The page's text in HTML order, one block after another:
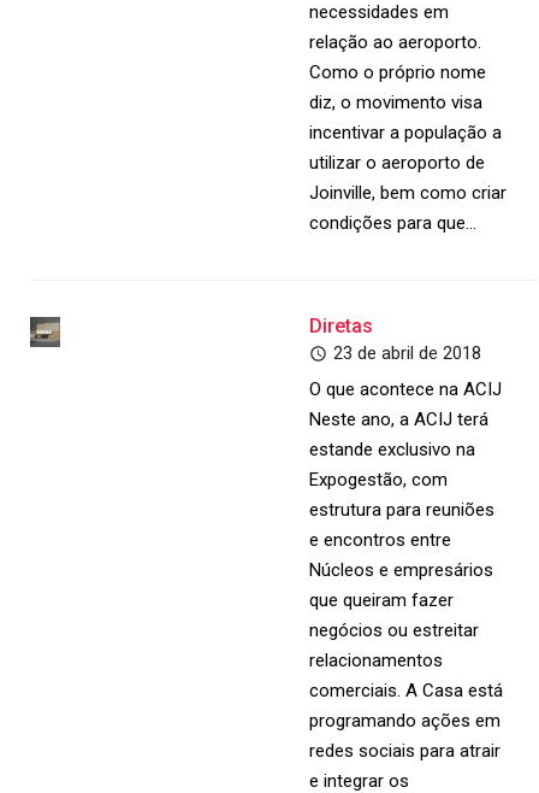
necessidades em
relação ao aeroporto.
Como o próprio nome
diz, o movimento visa
incentivar a população a
utilizar o aeroporto de
Joinville, bem como criar
condições para que…
Diretas
23 de abril de 2018
O que acontece na ACIJ
Neste ano, a ACIJ terá
estande exclusivo na
Expogestão, com
estrutura para reuniões
e encontros entre
Núcleos e empresários
que queiram fazer
negócios ou estreitar
relacionamentos
comerciais. A Casa está
programando ações em
redes sociais para atrair
e integrar os